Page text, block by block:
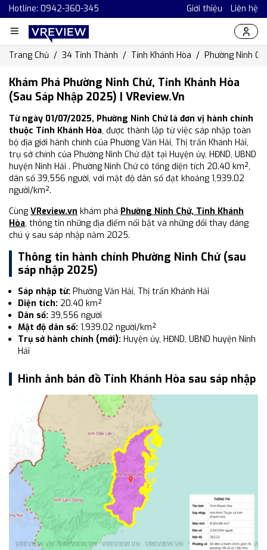
Hotline: 0942-360-345 Giới thiệu Liên hệ
Trang Chủ 34 Tỉnh Thành Tỉnh Khánh Hòa Phường Ninh
Khám Phá Phường Ninh Chử, Tỉnh Khánh Hòa
(Sau Sáp Nhập 2025) | VReview.vn
Từ ngày 01/07/2025, Phường Ninh Chử là đơn vị hành chính
thuộc Tỉnh Khánh Hòa, được thành lập từ việc sáp nhập toàn
bộ địa giới hành chính của Phường Văn Hải, Thị trấn Khánh Hải,
trụ sở chính của Phường Ninh Chử đặt tại Huyện ủy, HĐND, UBND
huyện Ninh Hải . Phường Ninh Chử có tổng diện tích 20.40 km²,
dân số 39,556 người, với mật độ dân số đạt khoảng 1,939.02
người/km².
Cùng VReview.vn khám phá Phường Ninh Chử, Tỉnh Khánh
Hòa, thông tin những địa điểm nổi bật và những đổi thay đáng
chú ý sau sáp nhập năm 2025.
Thông tin hành chính Phường Ninh Chử (sau
sáp nhập 2025)
Sáp nhập từ: Phường Văn Hải, Thị trấn Khánh Hải
Diện tích: 20.40 km²
Dân số: 39,556 người
Mật độ dân số: 1,939.02 người/km²
Trụ sở hành chính (mới): Huyện ủy, HĐND, UBND huyện Ninh
Hải
Hình ảnh bản đồ Tỉnh Khánh Hòa sau sáp nhập